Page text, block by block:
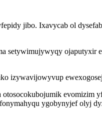
jibo. Ixavycab ol
setywimujywyqy ojaputyxir
izywavijowyvup
evomizim
ygobynyjef olyj